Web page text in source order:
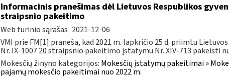
Informacinis pranešimas dėl Lietuvos Respublikos
straipsnio pakeitimo
Web turinio sąrašas 2021-12-06
VMI prie FM[1] praneša, kad 2021 m. lapkričio 25 d. priimtu
Nr. IX-1007 20 straipsnio pakeitimo įstatymu Nr. XIV-713 pakeisti
Mokesčių žinyno kategorijos: Mokesčių įstatymų pakeitimai »
pajamų mokesčio pakeitimai nuo 2022 m.